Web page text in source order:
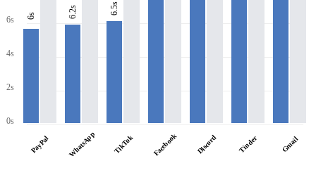
6s
4s
2s
0s
6s
PayPal
6.2s
WhatsApp
6.5s
TikTok Facebook Discord Tinder Gmail